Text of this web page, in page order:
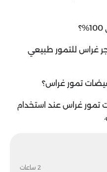
2 ساعات
غراس للتمور طبيعي
تمور غراس؟
غراس عند استخدام